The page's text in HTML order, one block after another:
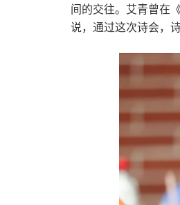
间的交往。艾青曾在
说，通过这次诗会，